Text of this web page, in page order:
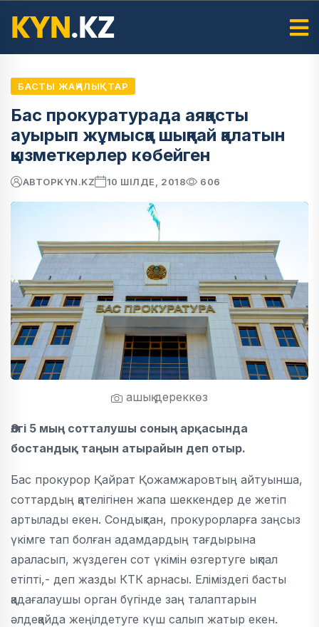
БАСТЫ ЖАҢАЛЫҚТАР
Бас прокуратурада аяқасты
ауырып жұмысқа шықпай қалатын
қызметкерлер көбейген
АВТОРKYN.KZ 10 ШІЛДЕ, 2018 606
ашық дереккөз
Әлгі 5 мың сотталушы соның арқасында
бостандық таңын атырайын деп отыр.
Бас прокурор Қайрат Қожамжаровтың айтуынша,
соттардың қателігінен жапа шеккендер де жетіп
артылады екен. Сондықтан, прокурорларға заңсыз
үкімге тап болған адамдардың тағдырына
араласып, жүздеген сот үкімін өзгертуге ықпал
етіпті,- деп жазды КТК арнасы. Еліміздегі басты
қадағалаушы орган бүгінде заң талаптарын
әлдеқайда жеңілдетуге күш салып жатыр екен.